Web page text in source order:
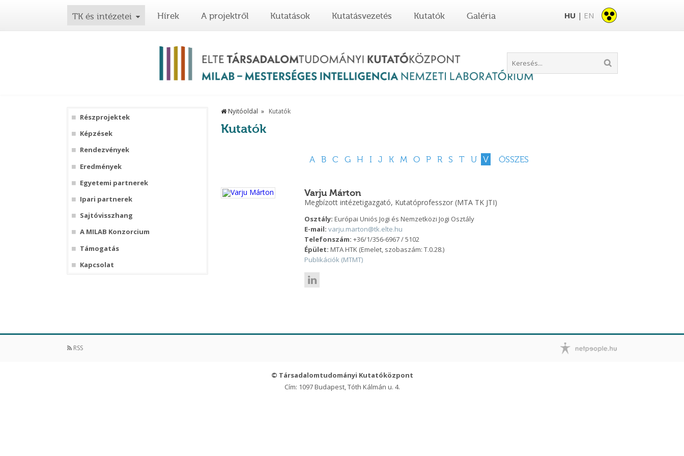
TK és intézetei Hírek A projektről Kutatások Kutatásvezetés Kutatók Galéria HU | EN
Részprojektek
Képzések
Rendezvények
Eredmények
Egyetemi partnerek
Ipari partnerek
Sajtóvisszhang
A MILAB Konzorcium
Támogatás
Kapcsolat
Nyitóoldal Kutatók
Kutatók
A B C G H I J K M O P R S T U V ÖSSZES
Varju Márton
Megbízott intézetigazgató, Kutatóprofesszor (MTA TK JTI)
Osztály: Európai Uniós Jogi és Nemzetközi Jogi Osztály
E-mail: varju.marton@tk.elte.hu
Telefonszám: +36/1/356-6967 / 5102
Épület: MTA HTK (Emelet, szobaszám: T.0.28.)
Publikációk (MTMT)
RSS
© Társadalomtudományi Kutatóközpont
Cím: 1097 Budapest, Tóth Kálmán u. 4.